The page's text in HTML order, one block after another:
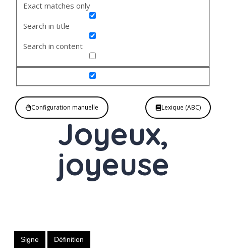
Exact matches only
Search in title
Search in content
Configuration manuelle Lexique (ABC)
Joyeux,
joyeuse
Signe Définition